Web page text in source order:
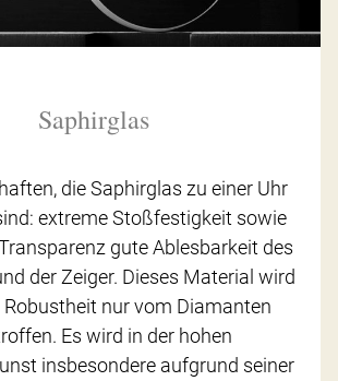
Saphirglas
die Saphirglas zu einer Uhr
extreme Stoßfestigkeit sowie
gute Ablesbarkeit des
der Zeiger. Dieses Material wird
Robustheit nur vom Diamanten
Es wird in der hohen
insbesondere aufgrund seiner